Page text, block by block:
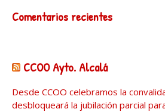
Comentarios recientes
CCOO Ayto. Alcalá
Desde CCOO celebramos la
desbloqueará la jubilación parcial